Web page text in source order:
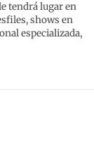
tendrá lugar en
shows en
especializada,